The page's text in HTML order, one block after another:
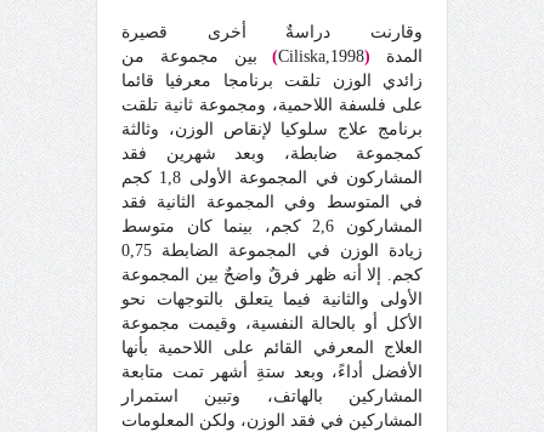
وقارنت دراسةٌ أخرى قصيرة
المدة (
Ciliska,1998
) بين مجموعة من
زائدي الوزن تلقت برنامجا معرفيا قائما
على فلسفة اللاحمية، ومجموعة ثانية تلقت
برنامج علاج سلوكيا لإنقاص الوزن، وثالثة
كمجموعة ضابطة، وبعد شهرين فقد
المشاركون في المجموعة الأولى 1,8 كجم
في المتوسط وفي المجموعة الثانية فقد
المشاركون 2,6 كجم، بينما كان متوسط
زيادة الوزن في المجموعة الضابطة 0,75
كجم. إلا أنه ظهر فرقٌ واضحٌ بين المجموعة
الأولى والثانية فيما يتعلق بالتوجهات نحو
الأكل أو بالحالة النفسية، وقيمت مجموعة
العلاج المعرفي القائم على اللاحمية بأنها
الأفضل أداءً، وبعد ستةِ أشهر تمت متابعة
المشاركين بالهاتف، وتبين استمرار
المشاركين في فقد الوزن، ولكن المعلومات